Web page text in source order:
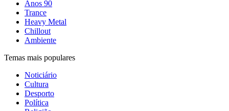
Anos 90
Trance
Heavy Metal
Chillout
Ambiente
Temas mais populares
Noticiário
Cultura
Desporto
Política